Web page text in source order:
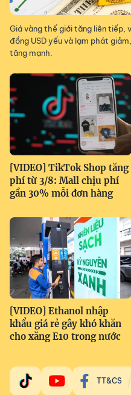
Giá vàng thế giới tăng liên tiếp,
đồng USD yếu và lạm phát
tăng mạnh.
[VIDEO] TikTok Shop tăng
phí từ 3/8: Mall chịu phí
gần 30% mỗi đơn hàng
[VIDEO] Ethanol nhập
khẩu giá rẻ gây khó khăn
cho xăng E10 trong nước
TT&CS